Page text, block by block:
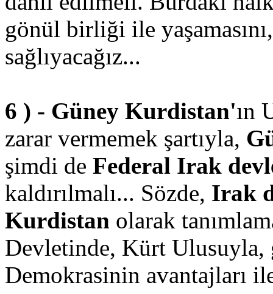
gönül birliği ile
sağlıyacağız...
6 ) - Güney Kurdistan'ın
zarar vermemek şartıyla,
şimdi de Federal Irak
kaldırılmalı... Sözde, Irak
Kurdistan olarak
Devletinde, Kürt Ulusuyla,
Demokrasinin avantajları